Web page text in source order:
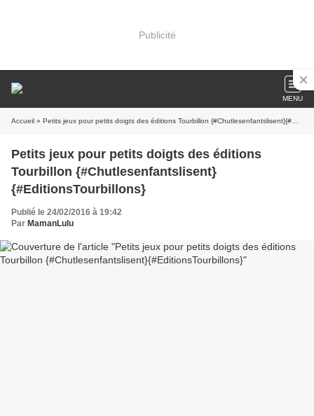
Publicité
MENU
Accueil » Petits jeux pour petits doigts des éditions Tourbillon {#Chutlesenfantslisent}{#EditionsTourbillons}
Petits jeux pour petits doigts des éditions
Tourbillon {#Chutlesenfantslisent}
{#EditionsTourbillons}
Publié le 24/02/2016 à 19:42
Par MamanLulu